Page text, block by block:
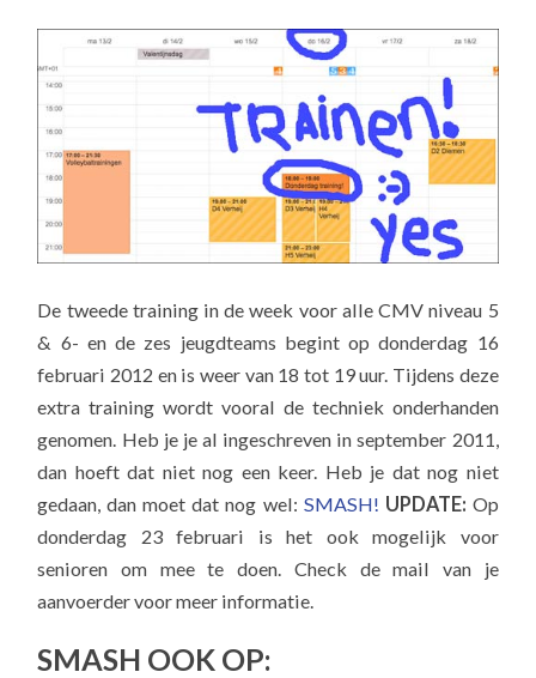
De tweede training in de week voor alle CMV niveau 5
& 6- en de zes jeugdteams begint op donderdag 16
februari 2012 en is weer van 18 tot 19 uur. Tijdens deze
extra training wordt vooral de techniek onderhanden
genomen. Heb je je al ingeschreven in september 2011,
dan hoeft dat niet nog een keer. Heb je dat nog niet
gedaan, dan moet dat nog wel: SMASH! UPDATE: Op
donderdag 23 februari is het ook mogelijk voor
senioren om mee te doen. Check de mail van je
aanvoerder voor meer informatie.
SMASH OOK OP: